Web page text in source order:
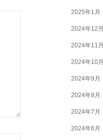
2025年1月
2024年12月
2024年11月
2024年10月
2024年9月
2024年8月
2024年7月
2024年6月